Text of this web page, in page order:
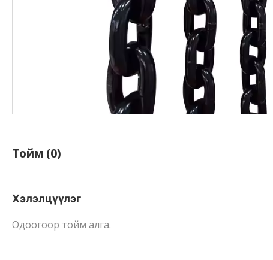
Тойм (0)
Хэлэлцүүлэг
Одоогоор тойм алга.